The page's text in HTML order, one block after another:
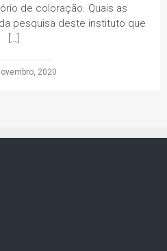
de coloração. Quais as
pesquisa deste instituto que
2020